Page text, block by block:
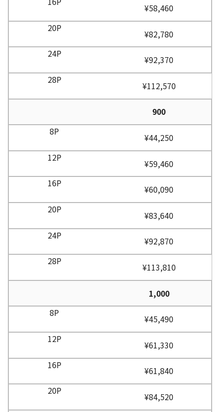
¥58,460
¥82,780
¥92,370
¥112,570
900
¥44,250
¥59,460
¥60,090
¥83,640
¥92,870
¥113,810
1,000
¥45,490
¥61,330
¥61,840
¥84,520